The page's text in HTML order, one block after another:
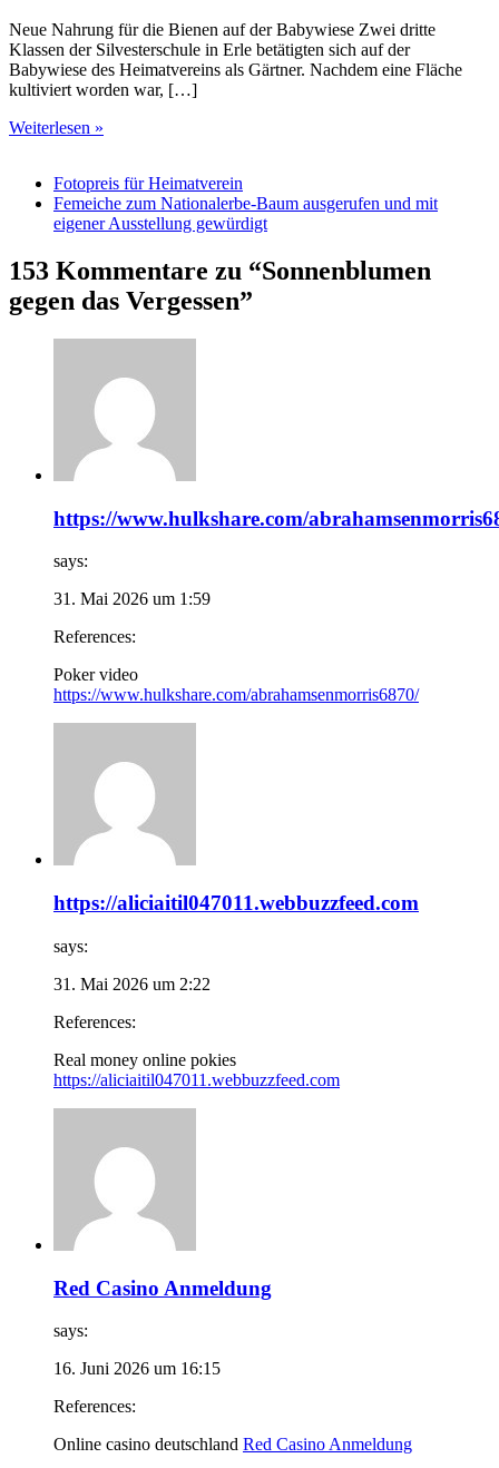
Neue Nahrung für die Bienen auf der Babywiese Zwei dritte
Klassen der Silvesterschule in Erle betätigten sich auf der
Babywiese des Heimatvereins als Gärtner. Nachdem eine Fläche
kultiviert worden war, […]
Weiterlesen »
Fotopreis für Heimatverein
Femeiche zum Nationalerbe-Baum ausgerufen und mit
eigener Ausstellung gewürdigt
153 Kommentare zu “Sonnenblumen
gegen das Vergessen”
https://www.hulkshare.com/
says:
31. Mai 2026 um 1:59
References:
Poker video
https://www.hulkshare.com/abrahamsenmorris6870/
https://aliciaitil047011.webbuzzfeed.com
says:
31. Mai 2026 um 2:22
References:
Real money online pokies
https://aliciaitil047011.webbuzzfeed.com
Red Casino Anmeldung
says:
16. Juni 2026 um 16:15
References:
Online casino deutschland Red Casino Anmeldung